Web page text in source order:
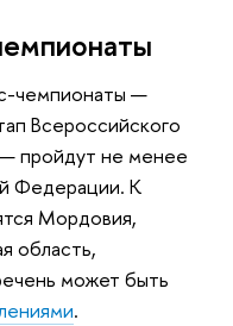
чемпионаты —
Всероссийского
пройдут не менее
Федерации. К
Мордовия,
область,
может быть
.